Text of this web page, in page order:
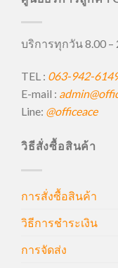
บริการทุกวัน 8.00 –
TEL : 063-942-
E-mail :
Line: @officeace
วิธีสั่งซื้อสินค้า
การสั่งซื้อสินค้า
วิธีการชำระเงิน
การจัดส่ง